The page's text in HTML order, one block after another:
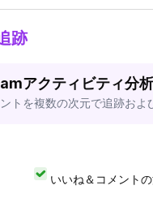
跡
アクティビティ分
トを複数の次元で追跡およ
いいね＆コメント